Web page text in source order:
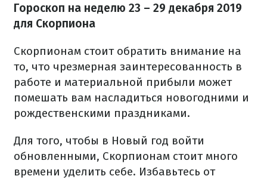
Гороскоп на неделю 23 – 29 декабря 2019
для Скорпиона
Скорпионам стоит обратить внимание на
то, что чрезмерная заинтересованность в
работе и материальной прибыли может
помешать вам насладиться новогодними и
рождественскими праздниками.
Для того, чтобы в Новый год войти
обновленными, Скорпионам стоит много
времени уделить себе. Избавьтесь от